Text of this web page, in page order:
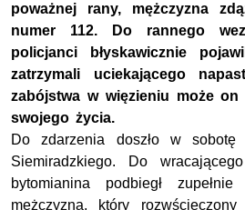
poważnej rany, mężczyzna
numer 112. Do rannego
policjanci błyskawicznie
zatrzymali uciekającego
zabójstwa w więzieniu może
swojego życia.
Do zdarzenia doszło w
Siemiradzkiego. Do
bytomianina podbiegł
mężczyzna, który rozwścieczony